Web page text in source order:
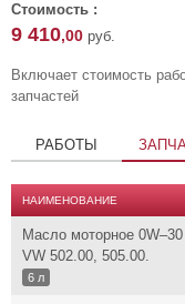
Стоимость :
9 410,00 руб.
Включает стоимость
запчастей
РАБОТЫ
НАИМЕНОВАНИЕ
Масло моторное
VW 502.00, 505.00.
6 л